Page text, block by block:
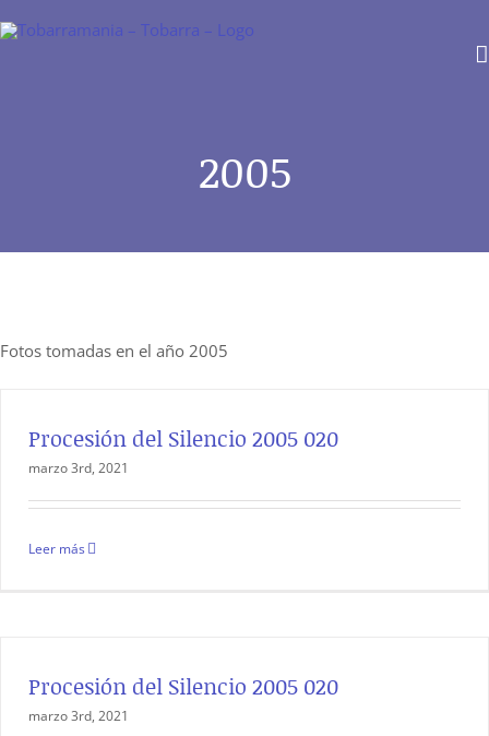
2005
Fotos tomadas en el año 2005
Procesión del Silencio 2005 020
marzo 3rd, 2021
Leer más
Procesión del Silencio 2005 020
marzo 3rd, 2021